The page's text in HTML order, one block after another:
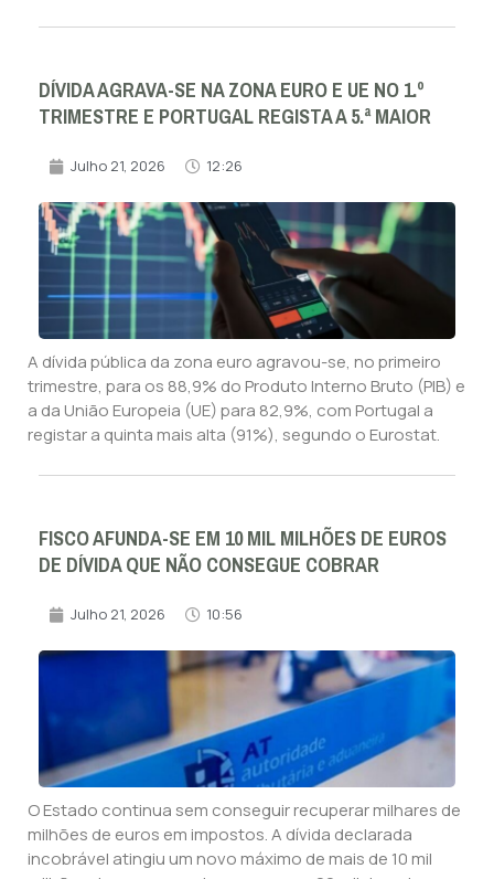
DÍVIDA AGRAVA-SE NA ZONA EURO E UE NO 1.º
TRIMESTRE E PORTUGAL REGISTA A 5.ª MAIOR
Julho 21, 2026 12:26
A dívida pública da zona euro agravou-se, no primeiro
trimestre, para os 88,9% do Produto Interno Bruto (PIB) e
a da União Europeia (UE) para 82,9%, com Portugal a
registar a quinta mais alta (91%), segundo o Eurostat.
FISCO AFUNDA-SE EM 10 MIL MILHÕES DE EUROS
DE DÍVIDA QUE NÃO CONSEGUE COBRAR
Julho 21, 2026 10:56
O Estado continua sem conseguir recuperar milhares de
milhões de euros em impostos. A dívida declarada
incobrável atingiu um novo máximo de mais de 10 mil